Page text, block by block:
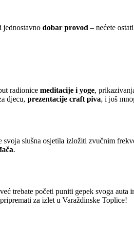
jednostavno dobar provod – nećete
radionice meditacije i yoge,
djecu, prezentacije craft piva, i još
svoja slušna osjetila izložiti zvučnim
.
trebate početi puniti gepek svoga auta
za izlet u Varaždinske Toplice!